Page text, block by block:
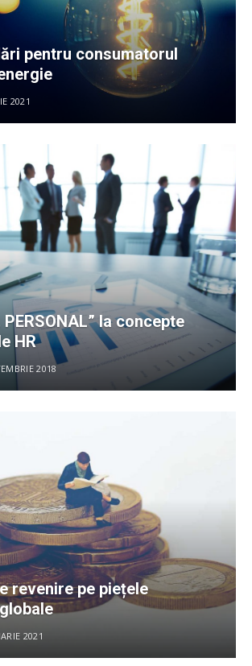
pentru consumatorul
2021
PERSONAL” la concepte
HR
2018
revenire pe piețele
2021